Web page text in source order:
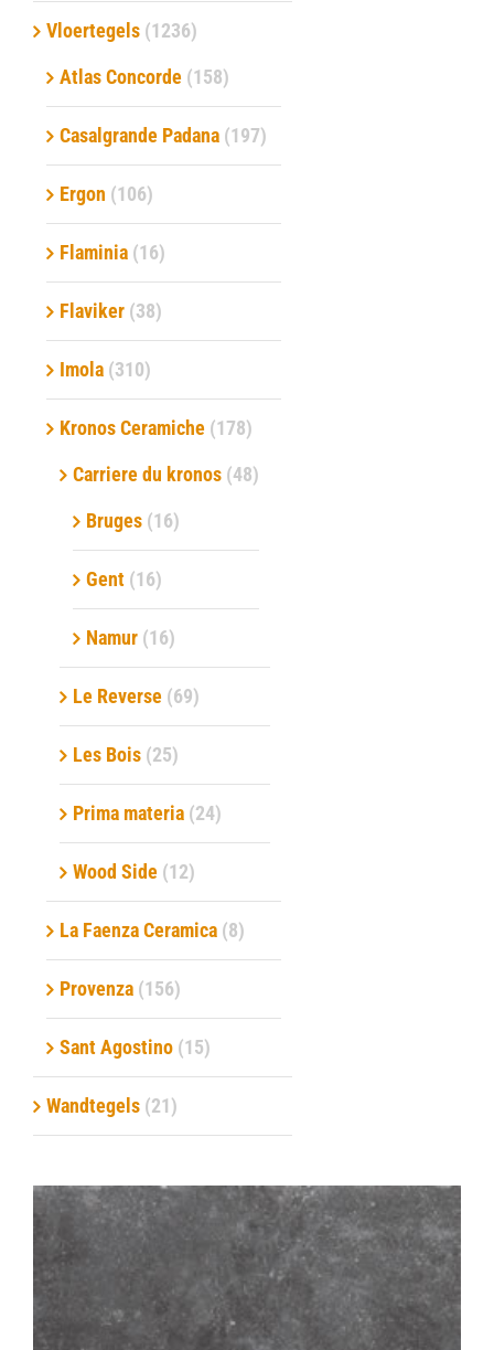
Verwerkingsmaterialen
Over ons
Contact
Vloertegels (1236)
Atlas Concorde (158)
Casalgrande Padana (197)
Ergon (106)
Flaminia (16)
Flaviker (38)
Imola (310)
Kronos Ceramiche (178)
Carriere du kronos (48)
Bruges (16)
Gent (16)
Namur (16)
Le Reverse (69)
Les Bois (25)
Prima materia (24)
Wood Side (12)
La Faenza Ceramica (8)
Provenza (156)
Sant Agostino (15)
Wandtegels (21)